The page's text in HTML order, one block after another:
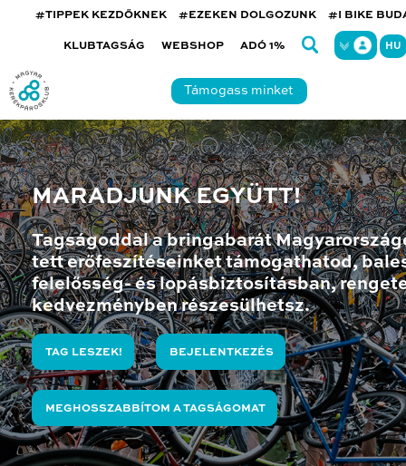
#TIPPEK KEZDŐKNEK #EZEKEN DOLGOZUNK #I BIKE
KLUBTAGSÁG WEBSHOP ADÓ 1% HU
Támogass minket
MARADJUNK EGYÜTT!
Tagságoddal a bringabarát
tett erőfeszítéseinket támogathatod,
felelősség- és lopásbiztosításban,
kedvezményben részesülhetsz.
TAG LESZEK! BEJELENTKEZÉS
MEGHOSSZABBÍTOM A TAGSÁGOMAT